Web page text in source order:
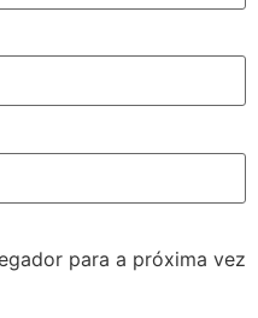
para a próxima vez